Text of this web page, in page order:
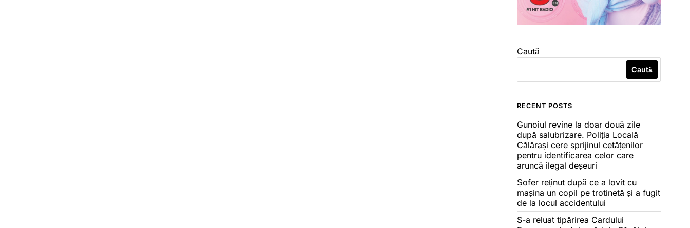
Caută
Caută
RECENT POSTS
Gunoiul revine la doar două zile
după salubrizare. Poliția Locală
Călărași cere sprijinul cetățenilor
pentru identificarea celor care
aruncă ilegal deșeuri
Șofer reținut după ce a lovit cu
mașina un copil pe trotinetă și a fugit
de la locul accidentului
S-a reluat tipărirea Cardului